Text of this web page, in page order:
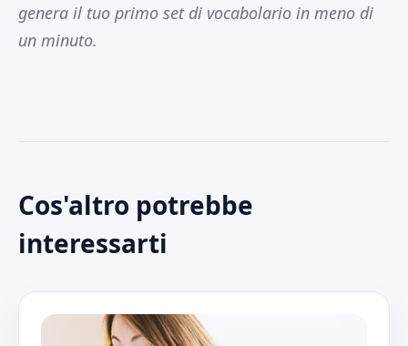
genera il tuo primo set di vocabolario in meno di
un minuto.
Cos'altro potrebbe
interessarti